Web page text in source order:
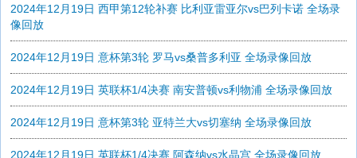
2024年12月19日 西甲第12轮补赛 比利亚雷亚尔vs巴列卡诺 全场录
像回放
2024年12月19日 意杯第3轮 罗马vs桑普多利亚 全场录像回放
2024年12月19日 英联杯1/4决赛 南安普顿vs利物浦 全场录像回放
2024年12月19日 意杯第3轮 亚特兰大vs切塞纳 全场录像回放
2024年12月19日 英联杯1/4决赛 阿森纳vs水晶宫 全场录像回放